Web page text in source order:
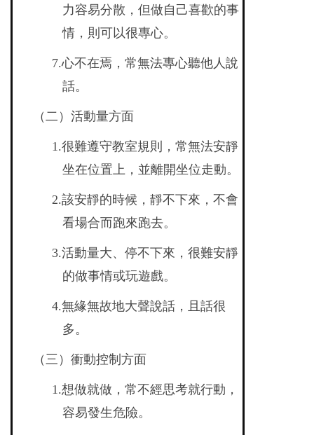
力容易分散，但做自己喜歡的事
情，則可以很專心。
7.心不在焉，常無法專心聽他人說
話。
（二）活動量方面
1.很難遵守教室規則，常無法安靜
坐在位置上，並離開坐位走動。
2.該安靜的時候，靜不下來，不會
看場合而跑來跑去。
3.活動量大、停不下來，很難安靜
的做事情或玩遊戲。
4.無緣無故地大聲說話，且話很
多。
（三）衝動控制方面
1.想做就做，常不經思考就行動，
容易發生危險。